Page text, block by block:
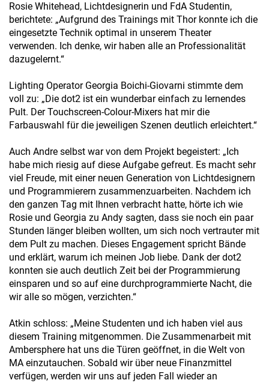
Rosie Whitehead, Lichtdesignerin und FdA Studentin,
berichtete: „Aufgrund des Trainings mit Thor konnte ich die
eingesetzte Technik optimal in unserem Theater
verwenden. Ich denke, wir haben alle an Professionalität
dazugelernt.“
Lighting Operator Georgia Boichi-Giovarni stimmte dem
voll zu: „Die dot2 ist ein wunderbar einfach zu lernendes
Pult. Der Touchscreen-Colour-Mixers hat mir die
Farbauswahl für die jeweiligen Szenen deutlich erleichtert.“
Auch Andre selbst war von dem Projekt begeistert: „Ich
habe mich riesig auf diese Aufgabe gefreut. Es macht sehr
viel Freude, mit einer neuen Generation von Lichtdesignern
und Programmierern zusammenzuarbeiten. Nachdem ich
den ganzen Tag mit Ihnen verbracht hatte, hörte ich wie
Rosie und Georgia zu Andy sagten, dass sie noch ein paar
Stunden länger bleiben wollten, um sich noch vertrauter mit
dem Pult zu machen. Dieses Engagement spricht Bände
und erklärt, warum ich meinen Job liebe. Dank der dot2
konnten sie auch deutlich Zeit bei der Programmierung
einsparen und so auf eine durchprogrammierte Nacht, die
wir alle so mögen, verzichten.“
Atkin schloss: „Meine Studenten und ich haben viel aus
diesem Training mitgenommen. Die Zusammenarbeit mit
Ambersphere hat uns die Türen geöffnet, in die Welt von
MA einzutauchen. Sobald wir über neue Finanzmittel
verfügen, werden wir uns auf jeden Fall wieder an